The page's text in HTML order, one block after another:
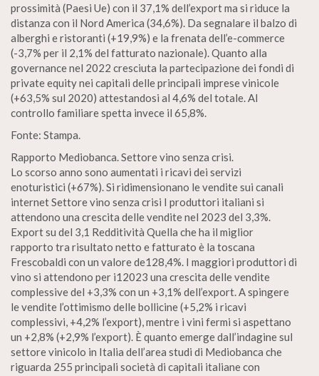
prossimità (Paesi Ue) con il 37,1% dell’export ma si riduce la
distanza con il Nord America (34,6%). Da segnalare il balzo di
alberghi e ristoranti (+19,9%) e la frenata dell’e-commerce
(-3,7% per il 2,1% del fatturato nazionale). Quanto alla
governance nel 2022 cresciuta la partecipazione dei fondi di
private equity nei capitali delle principali imprese vinicole
(+63,5% sul 2020) attestandosi al 4,6% del totale. Al
controllo familiare spetta invece il 65,8%.
Fonte: Stampa.
Rapporto Mediobanca. Settore vino senza crisi.
Lo scorso anno sono aumentati i ricavi dei servizi
enoturistici (+67%). Si ridimensionano le vendite sui canali
internet Settore vino senza crisi I produttori italiani si
attendono una crescita delle vendite nel 2023 del 3,3%.
Export su del 3,1 Redditività Quella che ha il miglior
rapporto tra risultato netto e fatturato è la toscana
Frescobaldi con un valore de128,4%. I maggiori produttori di
vino si attendono per i12023 una crescita delle vendite
complessive del +3,3% con un +3,1% dell’export. A spingere
le vendite l’ottimismo delle bollicine (+5,2% i ricavi
complessivi, +4,2% l’export), mentre i vini fermi si aspettano
un +2,8% (+2,9% l’export). È quanto emerge dall’indagine sul
settore vinicolo in Italia dell’area studi di Mediobanca che
riguarda 255 principali società di capitali italiane con